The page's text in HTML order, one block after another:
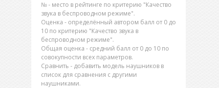
№ - место в рейтинге по критерию "Качество
звука в беспроводном режиме".
Оценка - определённый автором балл от 0 до
10 по критерию "Качество звука в
беспроводном режиме".
Общая оценка - средний балл от 0 до 10 по
совокупности всех параметров.
Сравнить - добавить модель наушников в
список для сравнения с другими
наушниками.